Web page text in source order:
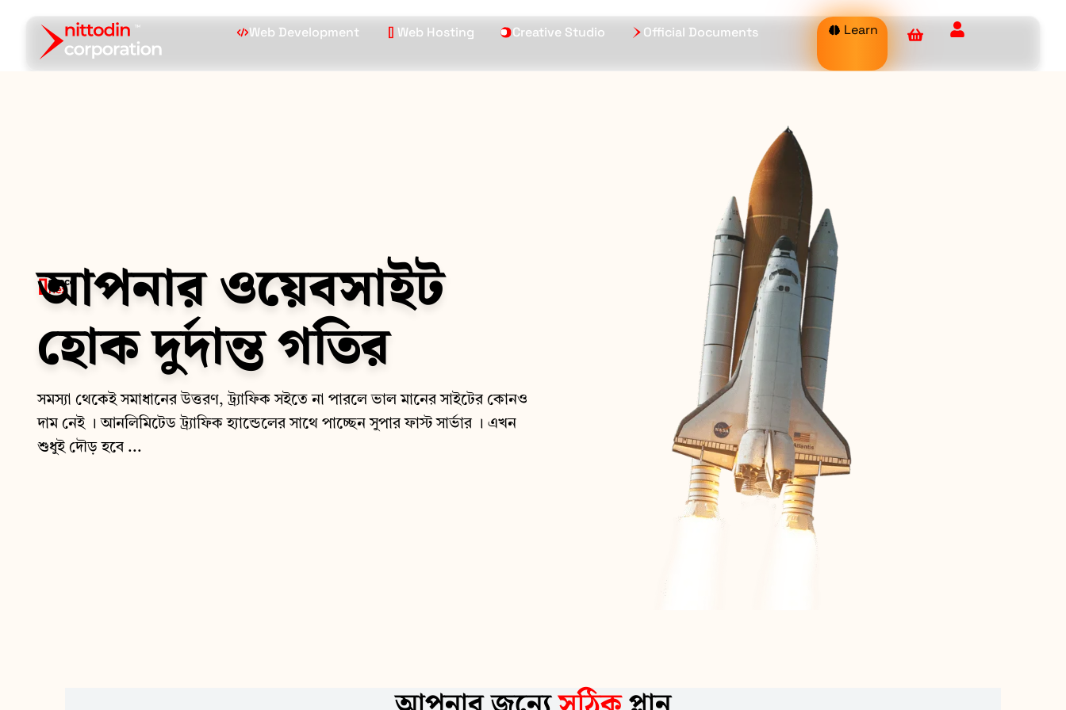
Web Development Web Hosting Creative Studio Official Documents Learn
আপনার ওয়েবসাইট
হোক দুর্দান্ত গতির
সমস্যা থেকেই সমাধানের উত্তরণ, ট্র্যাফিক সইতে না পারলে ভাল মানের সাইটের কোনও
দাম নেই । আনলিমিটেড ট্র্যাফিক হ্যান্ডেলের সাথে পাচ্ছেন সুপার ফাস্ট সার্ভার । এখন
শুধুই দৌড় হবে ...